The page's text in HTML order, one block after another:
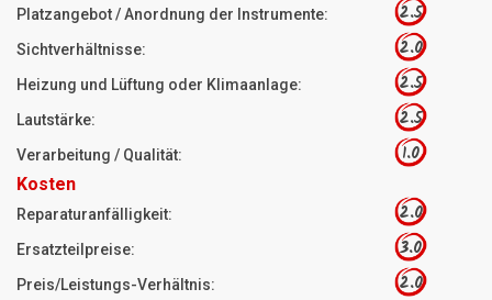
Platzangebot / Anordnung der Instrumente: 2.5
Sichtverhältnisse: 2.0
Heizung und Lüftung oder Klimaanlage: 2.5
Lautstärke: 2.5
Verarbeitung / Qualität: 1.0
Kosten
Reparaturanfälligkeit: 2.0
Ersatzteilpreise: 3.0
Preis/Leistungs-Verhältnis: 2.0